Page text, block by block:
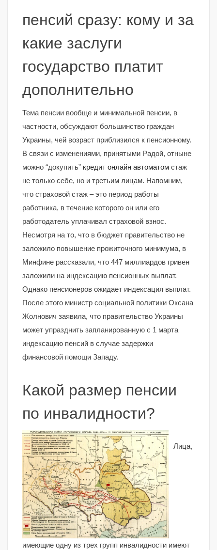
пенсий сразу: кому и за
какие заслуги
государство платит
дополнительно
Тема пенсии вообще и минимальной пенсии, в
частности, обсуждают большинство граждан
Украины, чей возраст приблизился к пенсионному.
В связи с изменениями, принятыми Радой, отныне
можно “докупить” кредит онлайн автоматом стаж
не только себе, но и третьим лицам. Напомним,
что страховой стаж – это период работы
работника, в течение которого он или его
работодатель уплачивал страховой взнос.
Несмотря на то, что в бюджет правительство не
заложило повышение прожиточного минимума, в
Минфине рассказали, что 447 миллиардов гривен
заложили на индексацию пенсионных выплат.
Однако пенсионеров ожидает индексация выплат.
После этого министр социальной политики Оксана
Жолнович заявила, что правительство Украины
может упразднить запланированную с 1 марта
индексацию пенсий в случае задержки
финансовой помощи Западу.
Какой размер пенсии
по инвалидности?
Лица,
имеющие одну из трех групп инвалидности имеют